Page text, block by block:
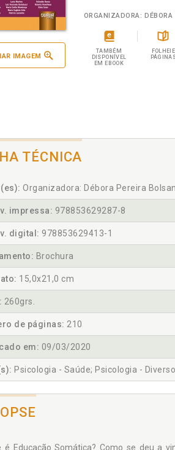
IMAGEM
ORGANIZADORA: DÉBORA
TAMBÉM
DISPONÍVEL
EM EBOOK
FOLHEIE
TÉCNICA
Organizadora: Débora Pereira
v. impressa: 978853629287-8
v. digital: 978853629413-1
Brochura
15,0x21,0 cm
260grs.
de páginas: 210
em: 09/03/2020
Psicologia - Saúde; Psicologia -
é Educação Somática? Como se deu a